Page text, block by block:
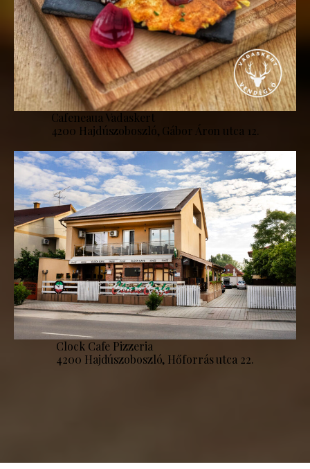
Cafeneaua Vadaskert
4200 Hajdúszoboszló, Gábor Áron utca 12.
Clock Cafe Pizzeria
4200 Hajdúszoboszló, Hőforrás utca 22.